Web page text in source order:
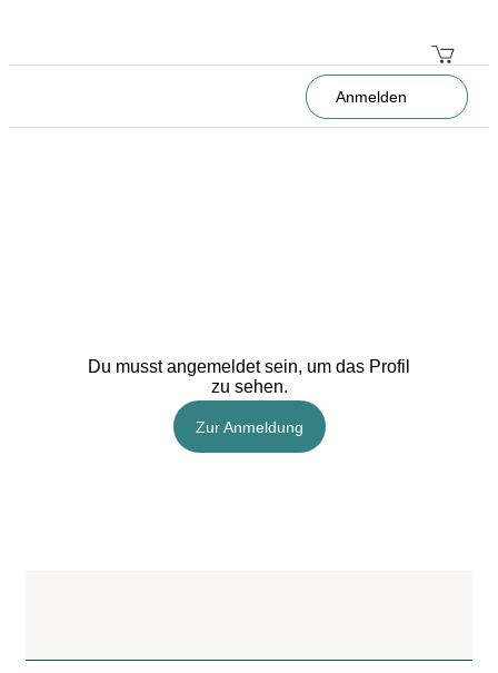
Anmelden
Du musst angemeldet sein, um das Profil
zu sehen.
Zur Anmeldung